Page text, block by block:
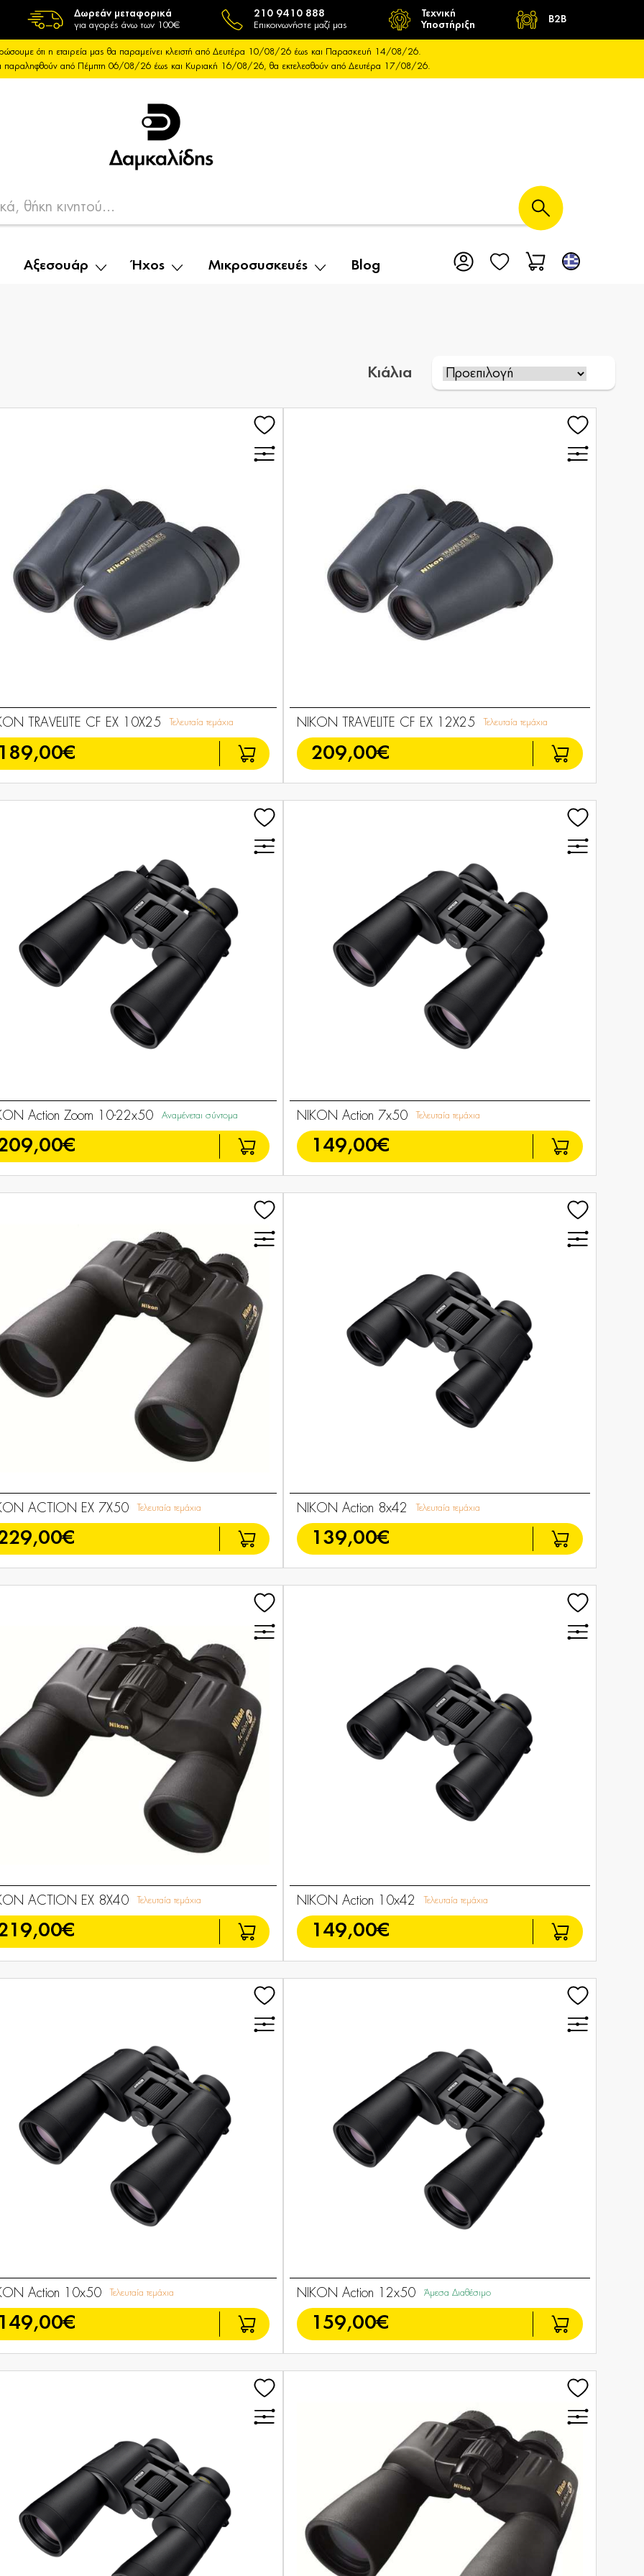
Δωρεάν μεταφορικά
για αγορές άνω των 100€
210 9410 888
Επικοινωνήστε μαζί μας
Τεχνική
Υποστήριξη
B2B
ότι η εταιρεία μας θα παραμείνει κλειστή από Δευτέρα 10/08/26 έως και Παρασκευή 14/08/26.
παραληφθούν από Πέμπτη 06/08/26 έως και Κυριακή 16/08/26, θα εκτελεσθούν από Δευτέρα 17/08/26.
Αξεσουάρ Ήχος Μικροσυσκευές Blog
Κιάλια
TRAVELITE CF EX 10X25 Τελευταία τεμάχια NIKON TRAVELITE CF EX 12X25 Τελευταία τεμάχια
209,00€
Action Zoom 10-22x50 Αναμένεται σύντομα NIKON Action 7x50 Τελευταία τεμάχια
149,00€
ACTION EX 7X50 Τελευταία τεμάχια NIKON Action 8x42 Τελευταία τεμάχια
139,00€
ACTION EX 8X40 Τελευταία τεμάχια NIKON Action 10x42 Τελευταία τεμάχια
149,00€
Action 10x50 Τελευταία τεμάχια NIKON Action 12x50 Άμεσα Διαθέσιμο
159,00€